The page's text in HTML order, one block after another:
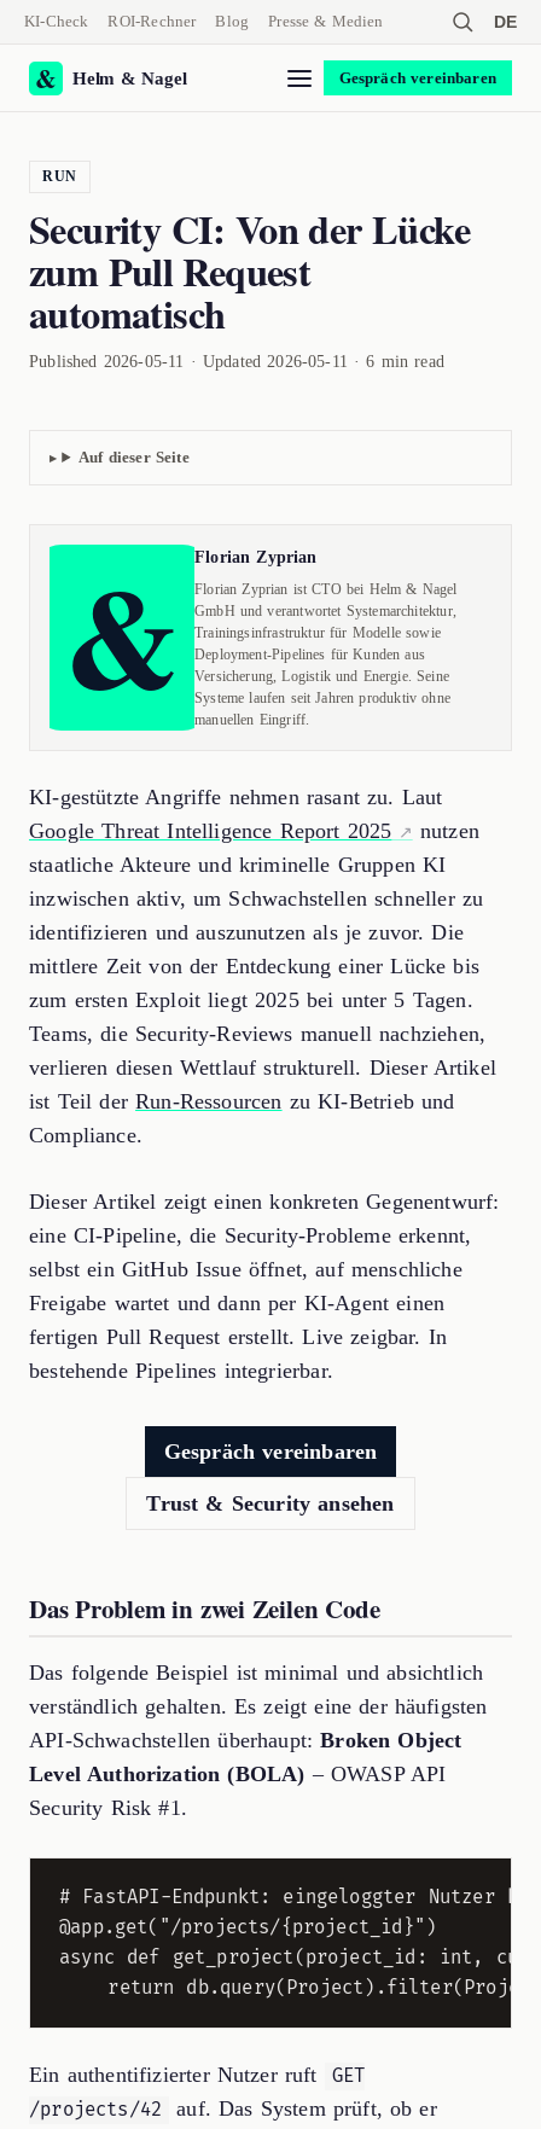
KI-Check ROI-Rechner Blog Presse & Medien DE
Helm & Nagel Gespräch vereinbaren
RUN
Security CI: Von der Lücke
zum Pull Request
automatisch
Published 2026-05-11 · Updated 2026-05-11 · 6 min read
Auf dieser Seite
Florian Zyprian
Florian Zyprian ist CTO bei Helm & Nagel
GmbH und verantwortet Systemarchitektur,
Trainingsinfrastruktur für Modelle sowie
Deployment-Pipelines für Kunden aus
Versicherung, Logistik und Energie. Seine
Systeme laufen seit Jahren produktiv ohne
manuellen Eingriff.
KI-gestützte Angriffe nehmen rasant zu. Laut
Google Threat Intelligence Report 2025
nutzen
staatliche Akteure und kriminelle Gruppen KI
inzwischen aktiv, um Schwachstellen schneller zu
identifizieren und auszunutzen als je zuvor. Die
mittlere Zeit von der Entdeckung einer Lücke bis
zum ersten Exploit liegt 2025 bei unter 5 Tagen.
Teams, die Security-Reviews manuell nachziehen,
verlieren diesen Wettlauf strukturell. Dieser Artikel
ist Teil derRun-Ressourcen zu KI-Betrieb und
Compliance.
Dieser Artikel zeigt einen konkreten Gegenentwurf:
eine CI-Pipeline, die Security-Probleme erkennt,
selbst ein GitHub Issue öffnet, auf menschliche
Freigabe wartet und dann per KI-Agent einen
fertigen Pull Request erstellt. Live zeigbar. In
bestehende Pipelines integrierbar.
Gespräch vereinbaren
Trust & Security ansehen
Das Problem in zwei Zeilen Code
Das folgende Beispiel ist minimal und absichtlich
verständlich gehalten. Es zeigt eine der häufigsten
API-Schwachstellen überhaupt:Broken Object
Level Authorization (BOLA) – OWASP API
Security Risk #1.
# FastAPI-Endpunkt: eingeloggter Nutzer
@app.get("/projects/{project_id}")
async def get_project(project_id: int,
Ein authentifizierter Nutzer ruft
GET
/projects/42
auf. Das System prüft, ob er